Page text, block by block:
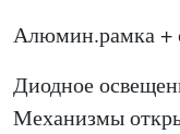
Алюмин.рамка +
Диодное
Механизмы